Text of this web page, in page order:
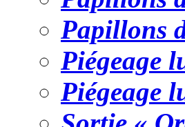
Papillons
Piégeage
Piégeage